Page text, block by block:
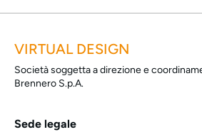
VIRTUAL DESIGN
Società soggetta a direzione e
Brennero S.p.A.
Sede legale